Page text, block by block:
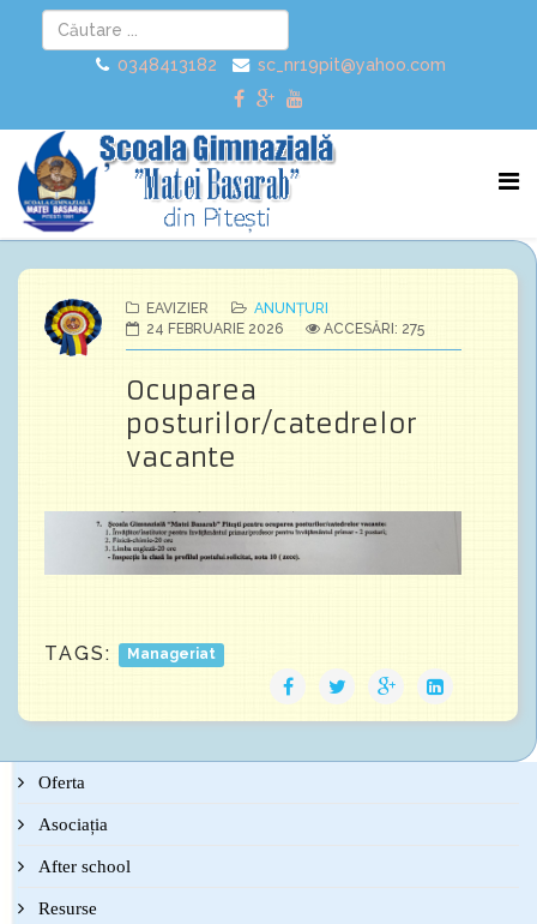
0348413182 sc_nr19pit@yahoo.com
EAVIZIER
ANUNȚURI
24 FEBRUARIE 2026
ACCESĂRI: 275
Ocuparea
posturilor/catedrelor
vacante
TAGS: Manageriat
Oferta
Asociația
After school
Resurse